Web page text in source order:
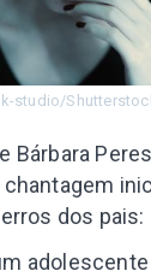
studio/
Bárbara
chantagem
dos pais: